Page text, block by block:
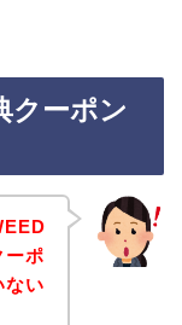
クーポン
ーポ
ない